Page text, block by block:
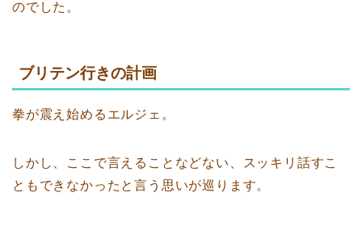
のでした。
ブリテン行きの計画
拳が震え始めるエルジェ。
しかし、ここで言えることなどない、スッキリ話すこ
ともできなかったと言う思いが巡ります。